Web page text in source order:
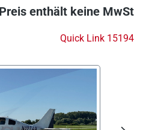
Preis enthält keine MwSt
Quick Link 15194